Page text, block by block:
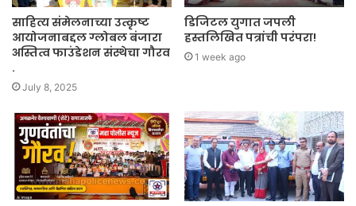
साहित्य संमेलनाच्या उत्कृष्ट
आयोजनाबद्दल ग्लोबल बंजारा
अस्तित्व फाउंडेशन संस्थेचा गौरव
.
July 8, 2025
डिजिटल युगात जपली
हस्तलिखित पत्रांची परंपरा!
1 week ago